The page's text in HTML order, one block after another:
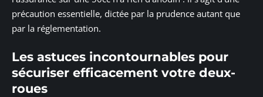
précaution essentielle, dictée par la prudence autant que
par la réglementation.
Les astuces incontournables pour
sécuriser efficacement votre deux-
roues